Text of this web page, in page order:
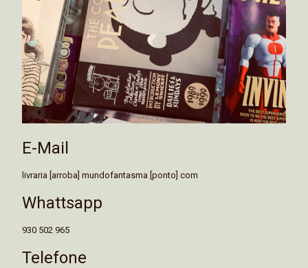
E-Mail
livraria [arroba] mundofantasma [ponto] com
Whattsapp
930 502 965
Telefone